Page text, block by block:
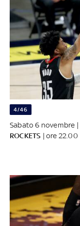
4/46
Sabato 6 novembre |
ROCKETS | ore 22.00